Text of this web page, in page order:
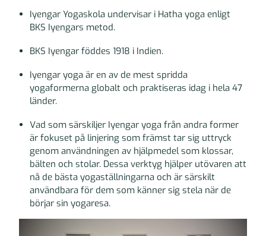
Iyengar Yogaskola undervisar i Hatha yoga enligt
BKS Iyengars metod.
BKS Iyengar föddes 1918 i Indien.
Iyengar yoga är en av de mest spridda
yogaformerna globalt och praktiseras idag i hela 47
länder.
Vad som särskiljer Iyengar yoga från andra former
är fokuset på linjering som främst tar sig uttryck
genom användningen av hjälpmedel som klossar,
bälten och stolar. Dessa verktyg hjälper utövaren att
nå de bästa yogaställningarna och är särskilt
användbara för dem som känner sig stela när de
börjar sin yogaresa.